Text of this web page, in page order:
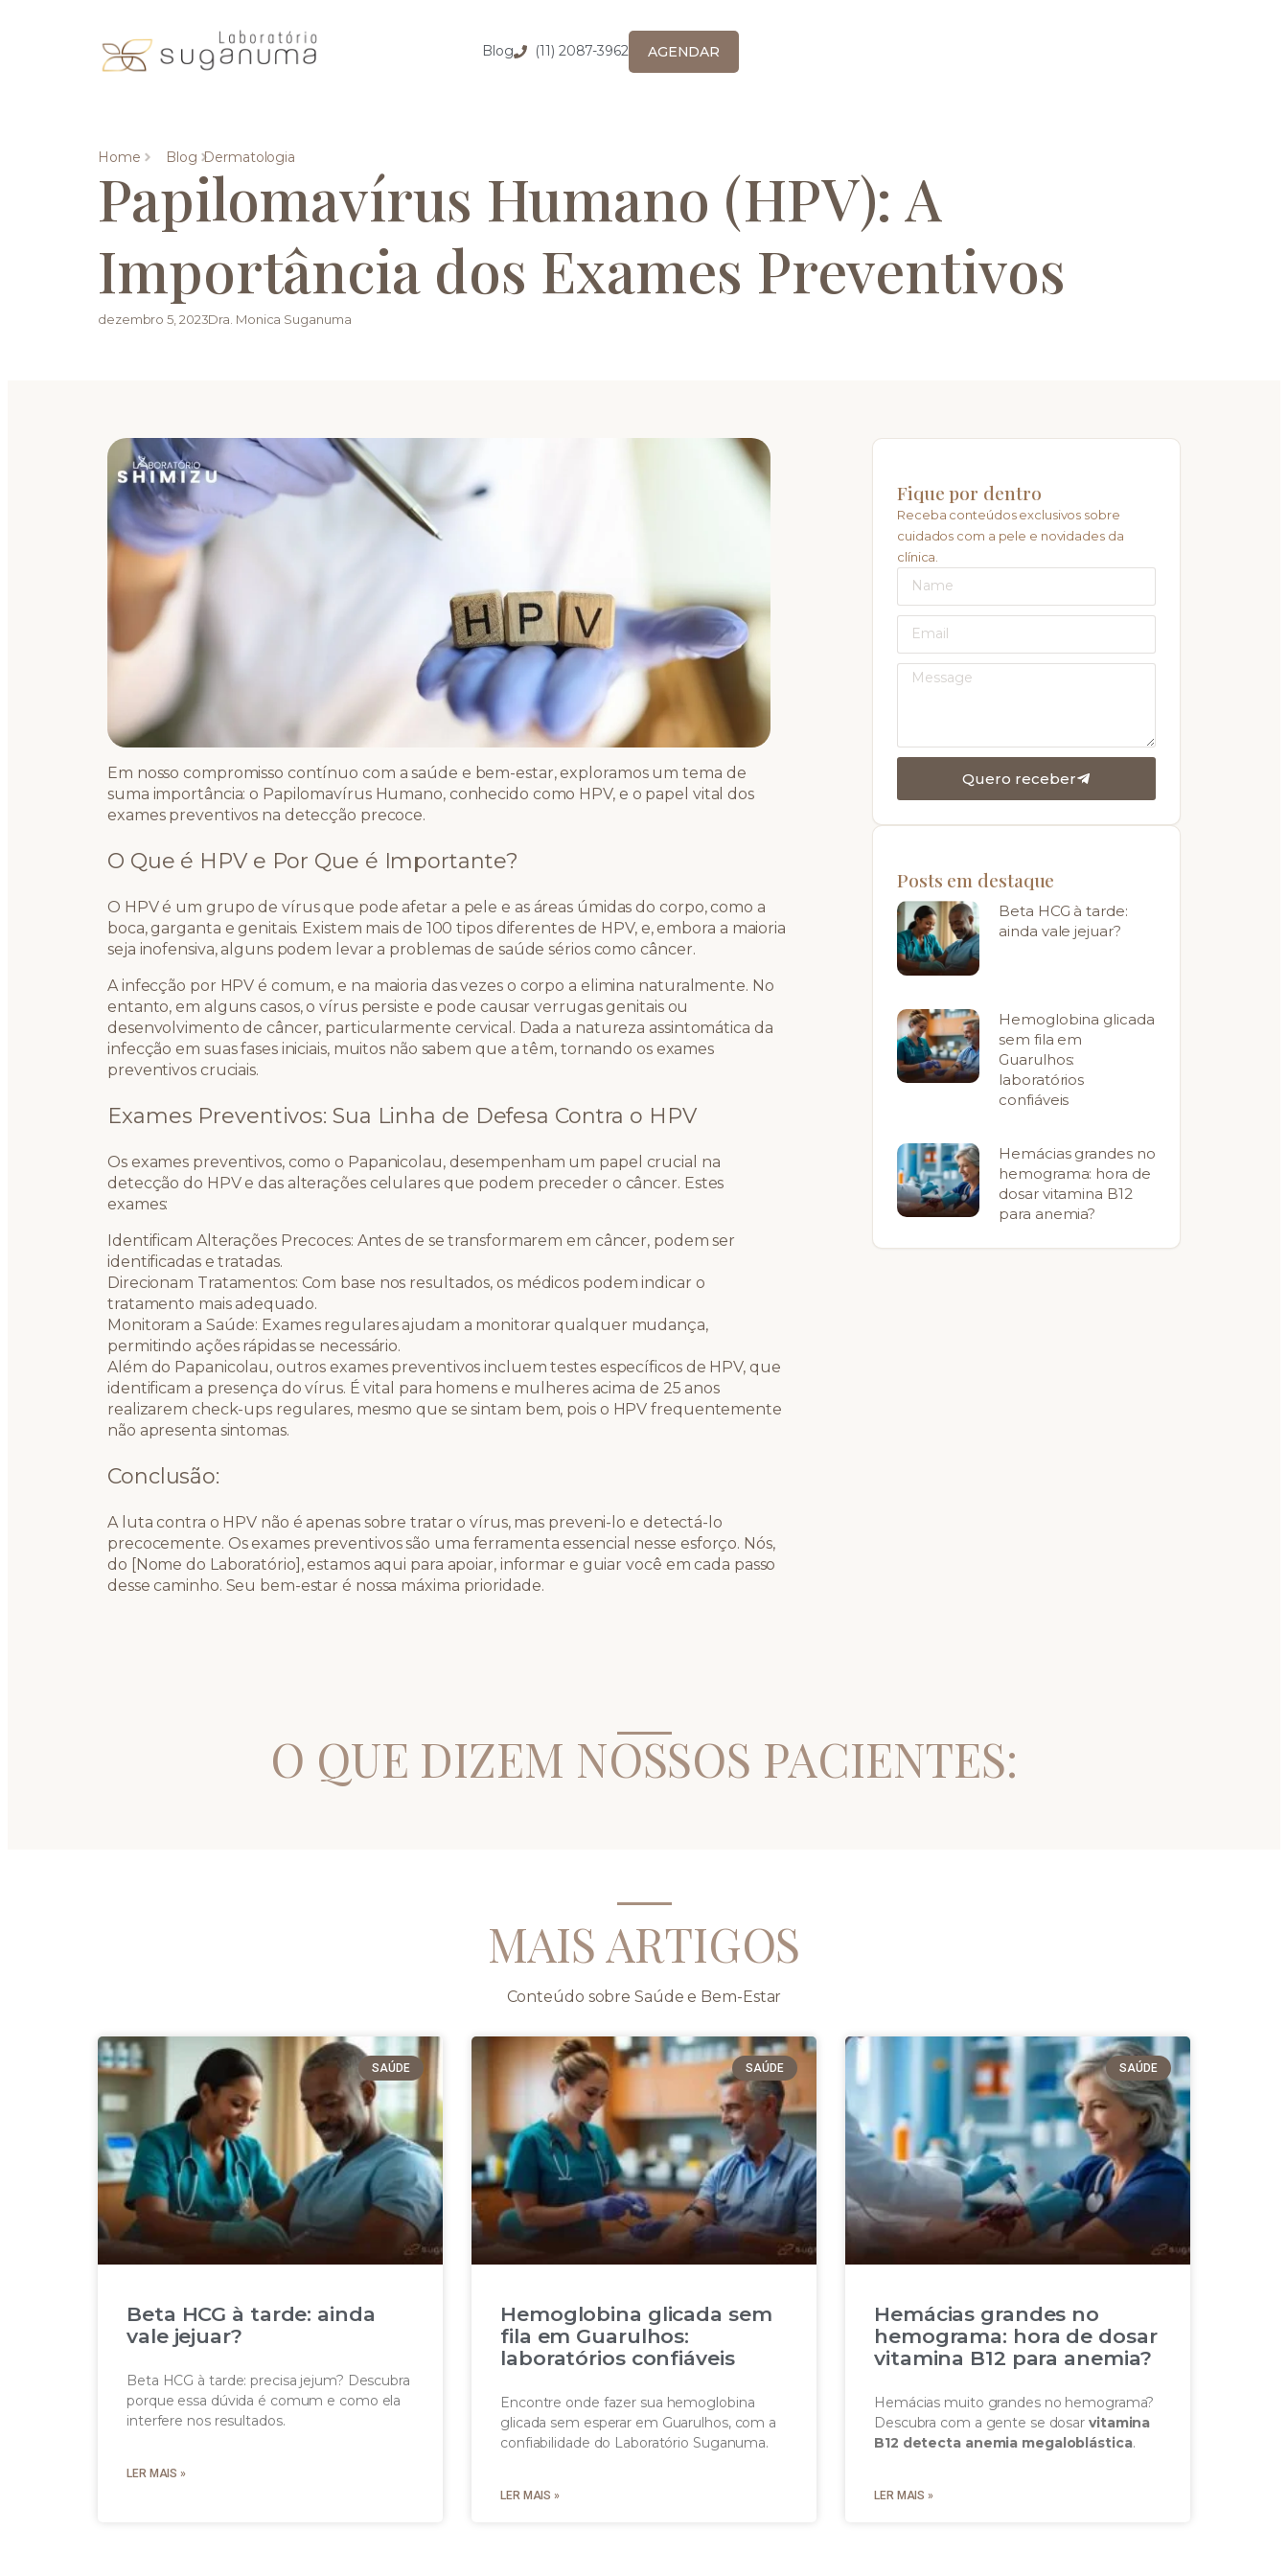
Blog (11) 2087-3962 AGENDAR
Home Blog Dermatologia
Papilomavírus Humano (HPV): A
Importância dos Exames Preventivos
dezembro 5, 2023Dra. Monica Suganuma
Em nosso compromisso contínuo com a saúde e bem-estar, exploramos um tema de
suma importância: o Papilomavírus Humano, conhecido como HPV, e o papel vital dos
exames preventivos na detecção precoce.
O Que é HPV e Por Que é Importante?
O HPV é um grupo de vírus que pode afetar a pele e as áreas úmidas do corpo, como a
boca, garganta e genitais. Existem mais de 100 tipos diferentes de HPV, e, embora a maioria
seja inofensiva, alguns podem levar a problemas de saúde sérios como câncer.
A infecção por HPV é comum, e na maioria das vezes o corpo a elimina naturalmente. No
entanto, em alguns casos, o vírus persiste e pode causar verrugas genitais ou
desenvolvimento de câncer, particularmente cervical. Dada a natureza assintomática da
infecção em suas fases iniciais, muitos não sabem que a têm, tornando os exames
preventivos cruciais.
Exames Preventivos: Sua Linha de Defesa Contra o HPV
Os exames preventivos, como o Papanicolau, desempenham um papel crucial na
detecção do HPV e das alterações celulares que podem preceder o câncer. Estes
exames:
Identificam Alterações Precoces: Antes de se transformarem em câncer, podem ser
identificadas e tratadas.
Direcionam Tratamentos: Com base nos resultados, os médicos podem indicar o
tratamento mais adequado.
Monitoram a Saúde: Exames regulares ajudam a monitorar qualquer mudança,
permitindo ações rápidas se necessário.
Além do Papanicolau, outros exames preventivos incluem testes específicos de HPV, que
identificam a presença do vírus. É vital para homens e mulheres acima de 25 anos
realizarem check-ups regulares, mesmo que se sintam bem, pois o HPV frequentemente
não apresenta sintomas.
Conclusão:
A luta contra o HPV não é apenas sobre tratar o vírus, mas preveni-lo e detectá-lo
precocemente. Os exames preventivos são uma ferramenta essencial nesse esforço. Nós,
do [Nome do Laboratório], estamos aqui para apoiar, informar e guiar você em cada passo
desse caminho. Seu bem-estar é nossa máxima prioridade.
Fique por dentro
Receba conteúdos exclusivos sobre
cuidados com a pele e novidades da
clínica.
Quero receber
Posts em destaque
Beta HCG à tarde:
ainda vale jejuar?
Hemoglobina glicada
sem fila em
Guarulhos:
laboratórios
confiáveis
Hemácias grandes no
hemograma: hora de
dosar vitamina B12
para anemia?
O QUE DIZEM NOSSOS PACIENTES:
MAIS ARTIGOS
Conteúdo sobre Saúde e Bem-Estar
SAÚDE
Beta HCG à tarde: ainda
vale jejuar?
Beta HCG à tarde: precisa jejum? Descubra
porque essa dúvida é comum e como ela
interfere nos resultados.
LER MAIS »
SAÚDE
Hemoglobina glicada sem
fila em Guarulhos:
laboratórios confiáveis
Encontre onde fazer sua hemoglobina
glicada sem esperar em Guarulhos, com a
confiabilidade do Laboratório Suganuma.
LER MAIS »
SAÚDE
Hemácias grandes no
hemograma: hora de dosar
vitamina B12 para anemia?
Hemácias muito grandes no hemograma?
Descubra com a gente se dosar vitamina
B12 detecta anemia megaloblástica.
LER MAIS »